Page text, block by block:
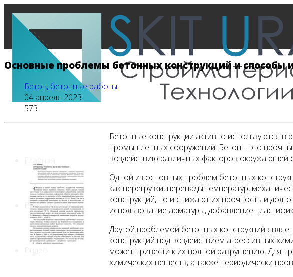
Все новости
Основные проблемы бетонных конструкций и способы
Бетон, бетонные работы
04 апреля 2023
573
Бетонные конструкции активно используются
промышленных сооружений. Бетон – это
воздействию различных факторов окружающей
Одной из основных проблем бетонных
как перегрузки, перепады температур,
конструкций, но и снижают их прочность и
использование арматуры, добавление
Другой проблемой бетонных конструкций
конструкций под воздействием агрессивных
может привести к их полной разрушению. Для
химических веществ, а также периодически